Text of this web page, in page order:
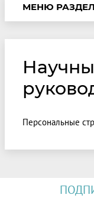
МЕНЮ
Персональные